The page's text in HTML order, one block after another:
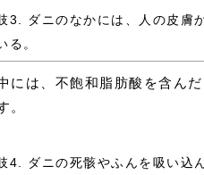
3. ダニのなかには、人の皮膚
る。
には、不飽和脂肪酸を含ん
。
4. ダニの死骸やふんを吸い込